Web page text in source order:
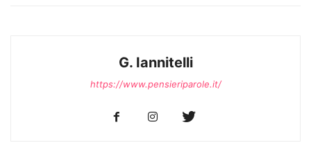
G. Iannitelli
https://www.pensieriparole.it/